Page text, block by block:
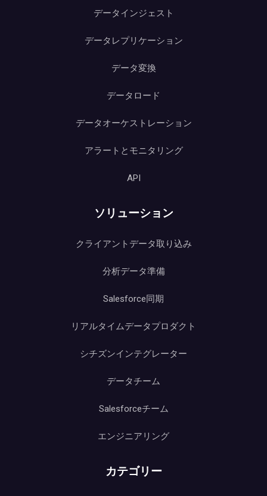
データインジェスト
データレプリケーション
データ変換
データロード
データオーケストレーション
アラートとモニタリング
API
ソリューション
クライアントデータ取り込み
分析データ準備
Salesforce同期
リアルタイムデータプロダクト
シチズンインテグレーター
データチーム
Salesforceチーム
エンジニアリング
カテゴリー